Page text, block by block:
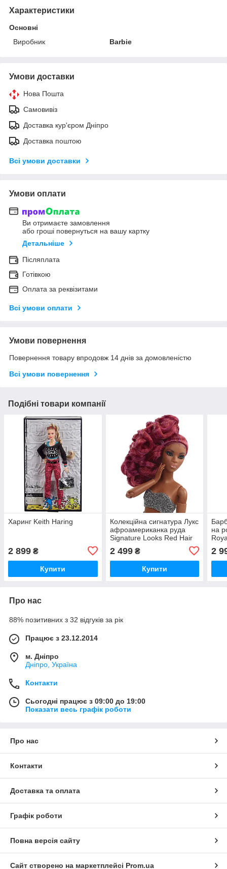
Характеристики
Основні
Виробник
Barbie
Умови доставки
Нова Пошта
Самовивіз
Доставка кур'єром Дніпро
Доставка поштою
Всі умови доставки
Умови оплати
Ви отримаєте замовлення
або гроші повернуться на вашу картку
Детальніше
Післяплата
Готівкою
Оплата за реквізитами
Всі умови оплати
Умови повернення
Повернення товару впродовж 14 днів за домовленістю
Всі умови повернення
Подібні товари компанії
Харинг Keith Haring
2 899 ₴
Купити
Колекційна сигнатура Лукс
афроамериканка руда
Signature Looks Red Hair
2 499₴
Купити
на
2
Про нас
88% позитивних з 32 відгуків за рік
Працює з 23.12.2014
м. Дніпро
Дніпро, Україна
Контакти
Сьогодні працює з 09:00 до 19:00
Показати весь графік роботи
Про нас
Контакти
Доставка та оплата
Графік роботи
Повна версія сайту
Сайт створено на маркетплейсі Prom.ua